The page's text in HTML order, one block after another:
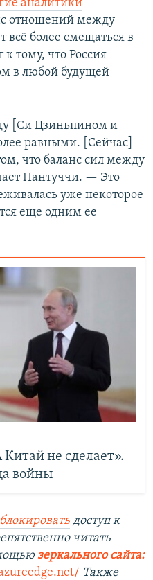
аналитики
отношений между
более смещаться в
к тому, что Россия
в любой будущей
[Си Цзиньпином и
равными. [Сейчас]
что баланс сил между
Пантуччи. — Это
уже некоторое
еще одним ее
не сделает».
войны
доступ к
читать
зеркального сайта:
Также